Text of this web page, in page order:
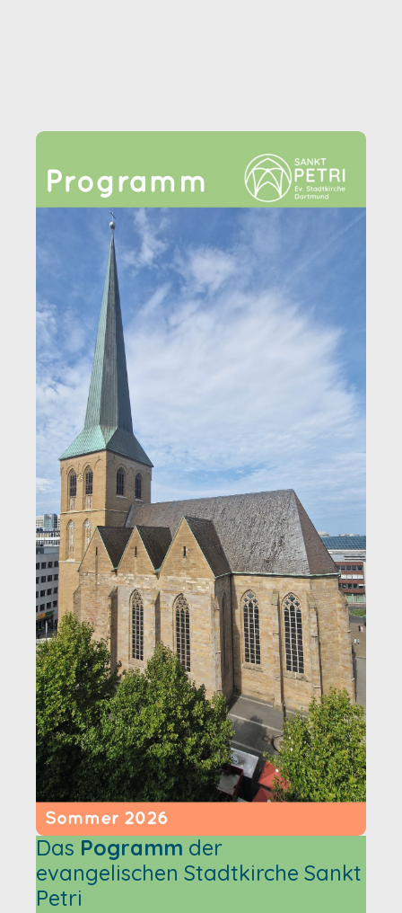
Das Pogramm der
evangelischen Stadtkirche Sankt
Petri